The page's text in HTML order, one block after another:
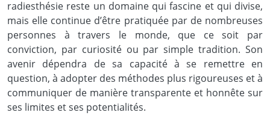
radiesthésie reste un domaine qui fascine et qui divise,
mais elle continue d’être pratiquée par de nombreuses
personnes à travers le monde, que ce soit par
conviction, par curiosité ou par simple tradition. Son
avenir dépendra de sa capacité à se remettre en
question, à adopter des méthodes plus rigoureuses et à
communiquer de manière transparente et honnête sur
ses limites et ses potentialités.